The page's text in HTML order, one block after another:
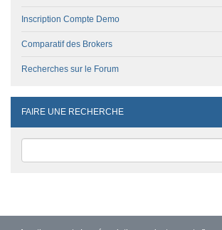
Inscription Compte Demo
Comparatif des Brokers
Recherches sur le Forum
FAIRE UNE RECHERCHE